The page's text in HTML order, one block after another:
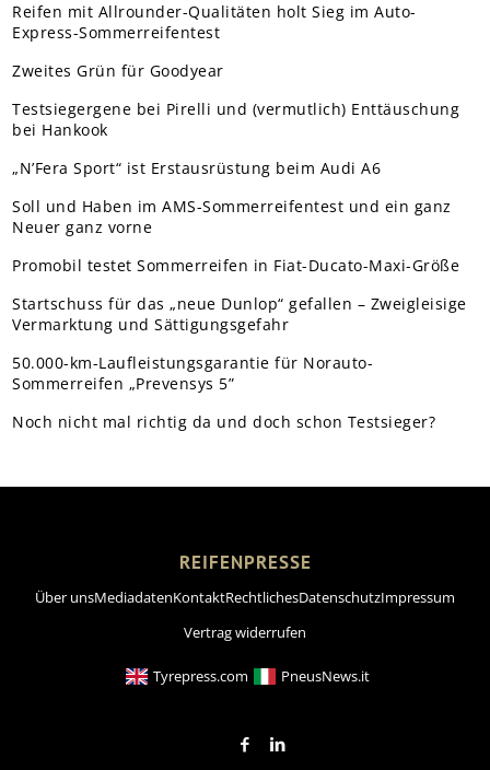
Reifen mit Allrounder-Qualitäten holt Sieg im Auto-
Express-Sommerreifentest
Zweites Grün für Goodyear
Testsiegergene bei Pirelli und (vermutlich) Enttäuschung
bei Hankook
„N’Fera Sport“ ist Erstausrüstung beim Audi A6
Soll und Haben im AMS-Sommerreifentest und ein ganz
Neuer ganz vorne
Promobil testet Sommerreifen in Fiat-Ducato-Maxi-Größe
Startschuss für das „neue Dunlop“ gefallen – Zweigleisige
Vermarktung und Sättigungsgefahr
50.000-km-Laufleistungsgarantie für Norauto-
Sommerreifen „Prevensys 5”
Noch nicht mal richtig da und doch schon Testsieger?
REIFENPRESSE
Über unsMediadatenKontaktRechtlichesDatenschutzImpressum
Vertrag widerrufen
Tyrepress.com PneusNews.it